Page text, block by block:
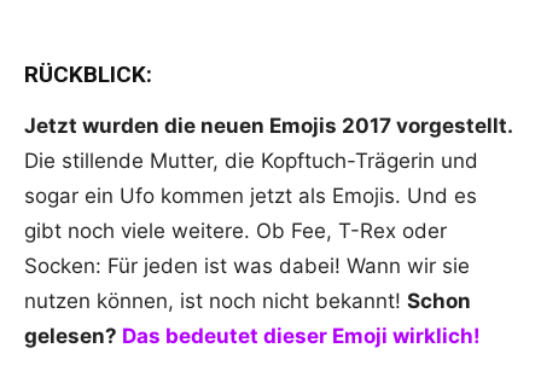
RÜCKBLICK:
Jetzt wurden die neuen Emojis 2017 vorgestellt.
Die stillende Mutter, die Kopftuch-Trägerin und
sogar ein Ufo kommen jetzt als Emojis. Und es
gibt noch viele weitere. Ob Fee, T-Rex oder
Socken: Für jeden ist was dabei! Wann wir sie
nutzen können, ist noch nicht bekannt! Schon
gelesen? Das bedeutet dieser Emoji wirklich!